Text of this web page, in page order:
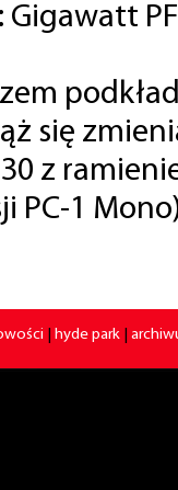
Gigawatt
się
z
PC-1
hyde park